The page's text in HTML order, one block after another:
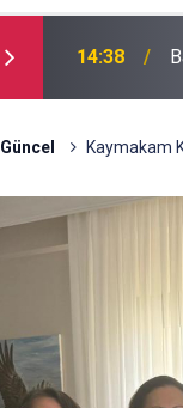
14:38
Güncel Kaymakam